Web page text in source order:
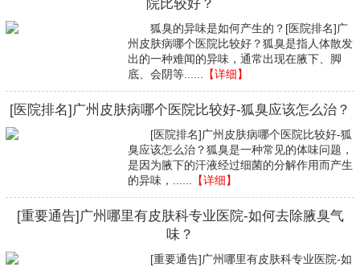
院比较好？
狐臭的异味是如何产生的？[医院排名]广
州皮肤病哪个医院比较好？狐臭是指人体散发
出的一种难闻的异味，通常出现在腋下、脚
底、会阴等......
【详细】
[医院排名]广州皮肤病哪个医院比较好-狐臭应该怎么治？
[医院排名]广州皮肤病哪个医院比较好-狐
臭应该怎么治？狐臭是一种常见的体味问题，
是因为腋下的汗液经过细菌的分解作用而产生
的异味，......
【详细】
[重要通告]广州哪里有皮肤科专业医院-如何去除腋臭气
味？
[重要通告]广州哪里有皮肤科专业医院-如